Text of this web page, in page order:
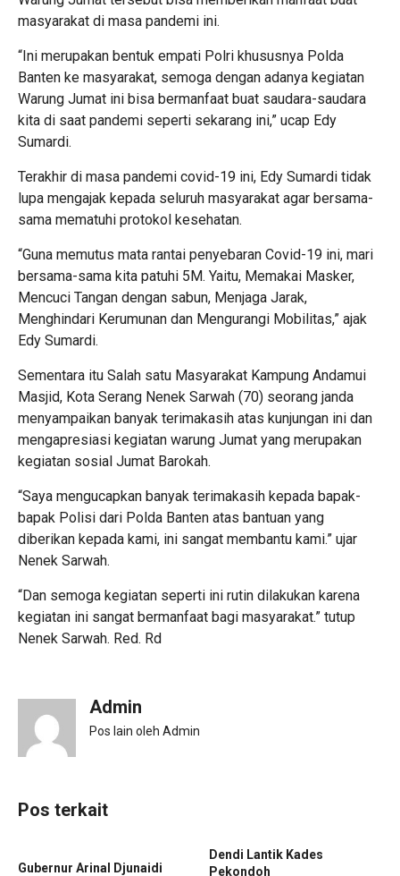
masyarakat di masa pandemi ini.
“Ini merupakan bentuk empati Polri khususnya Polda
Banten ke masyarakat, semoga dengan adanya kegiatan
Warung Jumat ini bisa bermanfaat buat saudara-saudara
kita di saat pandemi seperti sekarang ini,” ucap Edy
Sumardi.
Terakhir di masa pandemi covid-19 ini, Edy Sumardi tidak
lupa mengajak kepada seluruh masyarakat agar bersama-
sama mematuhi protokol kesehatan.
“Guna memutus mata rantai penyebaran Covid-19 ini, mari
bersama-sama kita patuhi 5M. Yaitu, Memakai Masker,
Mencuci Tangan dengan sabun, Menjaga Jarak,
Menghindari Kerumunan dan Mengurangi Mobilitas,” ajak
Edy Sumardi.
Sementara itu Salah satu Masyarakat Kampung Andamui
Masjid, Kota Serang Nenek Sarwah (70) seorang janda
menyampaikan banyak terimakasih atas kunjungan ini dan
mengapresiasi kegiatan warung Jumat yang merupakan
kegiatan sosial Jumat Barokah.
“Saya mengucapkan banyak terimakasih kepada bapak-
bapak Polisi dari Polda Banten atas bantuan yang
diberikan kepada kami, ini sangat membantu kami.” ujar
Nenek Sarwah.
“Dan semoga kegiatan seperti ini rutin dilakukan karena
kegiatan ini sangat bermanfaat bagi masyarakat.” tutup
Nenek Sarwah. Red. Rd
Admin
Pos lain oleh Admin
Pos terkait
Gubernur Arinal Djunaidi
Dendi Lantik Kades
Pekondoh